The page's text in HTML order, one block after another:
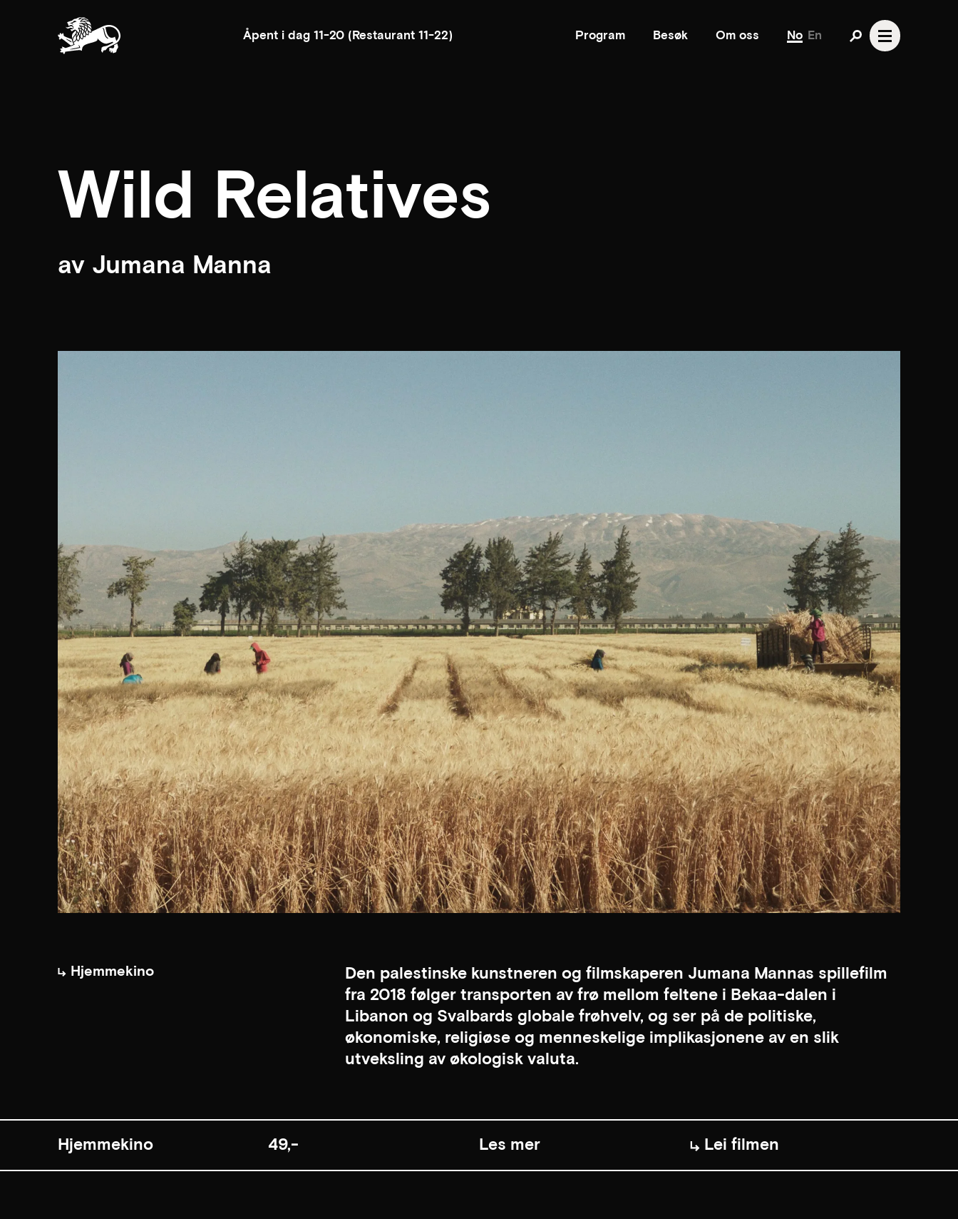
Åpent i dag 11-20 (Restaurant 11-22) Program Besøk Om oss No En
Wild Relatives
av Jumana Manna
Hjemmekino
Den palestinske kunstneren og filmskaperen Jumana Mannas spillefilm
fra 2018 følger transporten av frø mellom feltene i Bekaa-dalen i
Libanon og Svalbards globale frøhvelv, og ser på de politiske,
økonomiske, religiøse og menneskelige implikasjonene av en slik
utveksling av økologisk valuta.
Hjemmekino 49,- Les mer Lei filmen